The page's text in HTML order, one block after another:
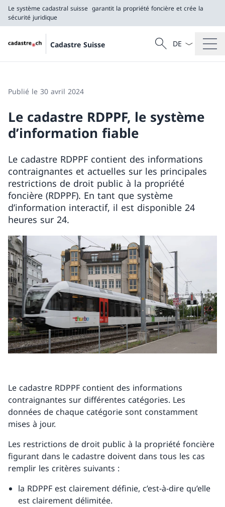
Le système cadastral suisse garantit la propriété foncière et crée la
sécurité juridique
Cadastre Suisse
garantit la propriété foncière et crée la sécurité
Recherche
Recherche
La langue
Publié le 30 avril 2024
Le cadastre RDPPF, le système
d’information fiable
Le cadastre RDPPF contient des informations
contraignantes et actuelles sur les principales
restrictions de droit public à la propriété
foncière (RDPPF). En tant que système
d’information interactif, il est disponible 24
heures sur 24.
Le cadastre RDPPF contient des informations
contraignantes sur différentes catégories. Les
données de chaque catégorie sont constamment
mises à jour.
Les restrictions de droit public à la propriété foncière
figurant dans le cadastre doivent dans tous les cas
remplir les critères suivants :
la RDPPF est clairement définie, c’est-à-dire qu’elle
est clairement délimitée.